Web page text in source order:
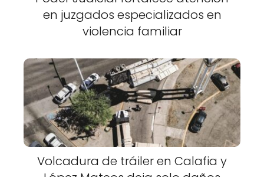
en juzgados especializados en
violencia familiar
Volcadura de tráiler en Calafia y